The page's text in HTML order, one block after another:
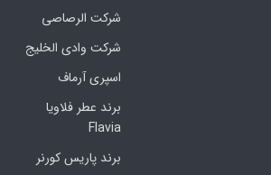
شرکت الرصاصی
شرکت وادی الخلیج
اسپری آرماف
برند عطر فلاویا
Flavia
برند پاریس کورنر